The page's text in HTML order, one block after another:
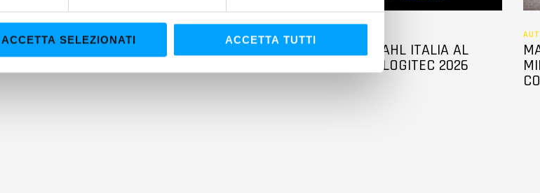
ACCETTA SELEZIONATI ACCETTA TUTTI
la
EVENTI
Maroil-Bardahl Italia presente al
EVENTI
MAROIL-BARDAHL ITALIA AL
TRANSPOTEC LOGITEC 2026